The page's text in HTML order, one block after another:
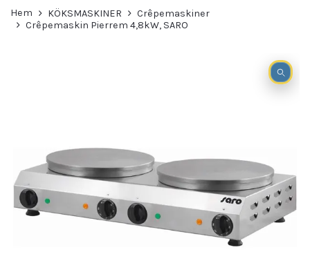
Hem KÖKSMASKINER
Crêpemaskiner
Crêpemaskin Pierrem 4,8kW, SARO